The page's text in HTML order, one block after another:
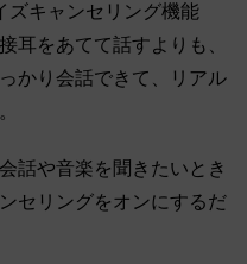
ズキャンセリング機能
耳をあてて話すよりも、
かり会話できて、リアル
話や音楽を聞きたいとき
セリングをオンにするだ